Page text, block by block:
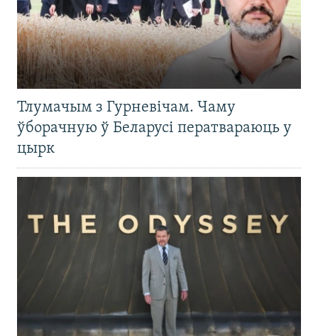
Тлумачым з Гурневічам. Чаму
ўборачную ў Беларусі ператвараюць у
цырк